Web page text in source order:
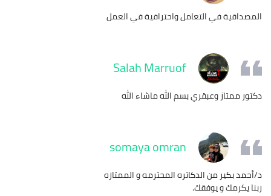
المصداقية في التعامل واحترافية في العمل
Salah Marruof
دكتور ممتاز وعبقري بسم الله ماشاء الله
somaya omran
د/أحمد بكير من الدكاتره المحترمه و الممتازه
ربنا يكرمك و يوفقك.